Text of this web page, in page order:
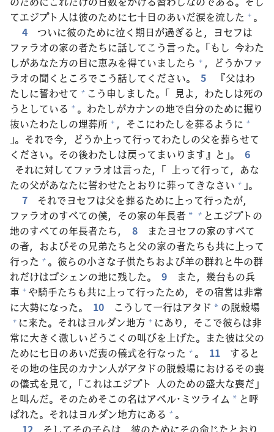
てエジプト 人は彼のために七十日のあいだ涙を流した + 。
4
ついに彼のために泣く 期日が過ぎると，ヨセフは
ファラオの家の者たちに話してこう言った。「もし 今わた
しがあなた方の目に恵みを得ていましたら + ，どうかファ
ラオの聞くところでこう話してください。 5 『父はわ
たしに誓わせて + こう 申 しました。「 見よ，わたしは死の
うとしている + 。わたしがカナンの地で自分のために掘り
抜いたわたしの埋葬所 + ，そこにわたしを葬るように +
」。それで今，どうか 上って行ってわたしの父を葬らせて
ください。その後わたしは戻ってまいります』と」。
6
それに対してファラオは言った，「 上って行って，あな
たの父があなたに誓わせたとおりに葬ってきなさい + 」。
7
それでヨセフは父を葬るために 上って行ったが，
ファラオのすべての僕，その家の年長者 * + とエジプトの
地のすべての年長者たち， 8 またヨセフの家のすべて
の者，およびその兄弟たちと父の家の者たちも共に 上って
行った + 。 彼らの小さな子供たちおよび羊の群れと牛の群
れだけはゴシェンの地に残した。 9 また， 幾台もの兵
車 + や騎手たちも共に 上って行ったため，その宿営は非常
に大勢になった。 10 こうして一行はアタド * の脱穀場
+ に来た。それはヨルダン地方 + にあり，そこで彼らは非
常に大きく 激しいどうこくの叫びを 上げた。また彼は父の
ために七日のあいだ喪の儀式を行なった + 。 11
すると
その地の住民のカナン人がアタドの脱穀場におけるその喪
の儀式を 見て，「これはエジプト 人のための盛大な喪だ」
と叫んだ。そのためそこの名はアベル･ミツライム * と呼
ばれた。それはヨルダン地方にある + 。
12
そしてその子らは， 彼のためにその命じたとおり